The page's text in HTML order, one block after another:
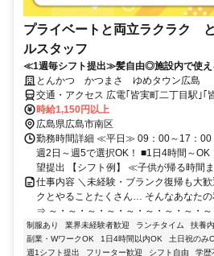
プライベートと両立ラクラク
ルスタッフ
≪1週毎シフト提出≫髪自由◎施設内で使え
とんかつ かつまさ ゆめタウン広島
交通・アクセス 広電｢皆実町二丁目駅｣｢
/ 交通費支給有◎車・自転車通勤OK
時給1,150円以上
広島県広島市南区
勤務時間詳細 ≪平日≫ 09：00～17：
週2日～週5で選択OK！ ■1日4時間～
望提出 【シフト例】 ≪子供が帰る時間
仕事内容 ＼未経験・ブランク復帰も大
クとやることたくさん… そんなあなた
⇒ ～・～・～・～・～・～・～・～・
制服あり 業界未経験者歓迎 ランチタイム 扶養
副業・WワークOK
1日4時間以内OK 土日祝のみ
週1シフト提出
フリーター歓迎 シフト自由 学歴